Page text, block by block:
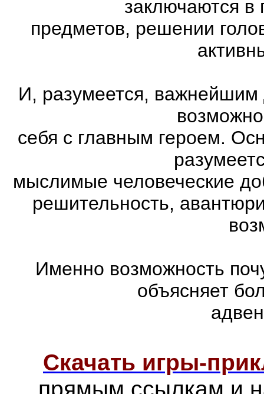
заключаются в
предметов, решении
И, разумеется, важнейшим
себя с главным героем.
мыслимые человеческие
решительность,
Именно возможность
объясняет
Скачать игры-
прямым ссылкам и